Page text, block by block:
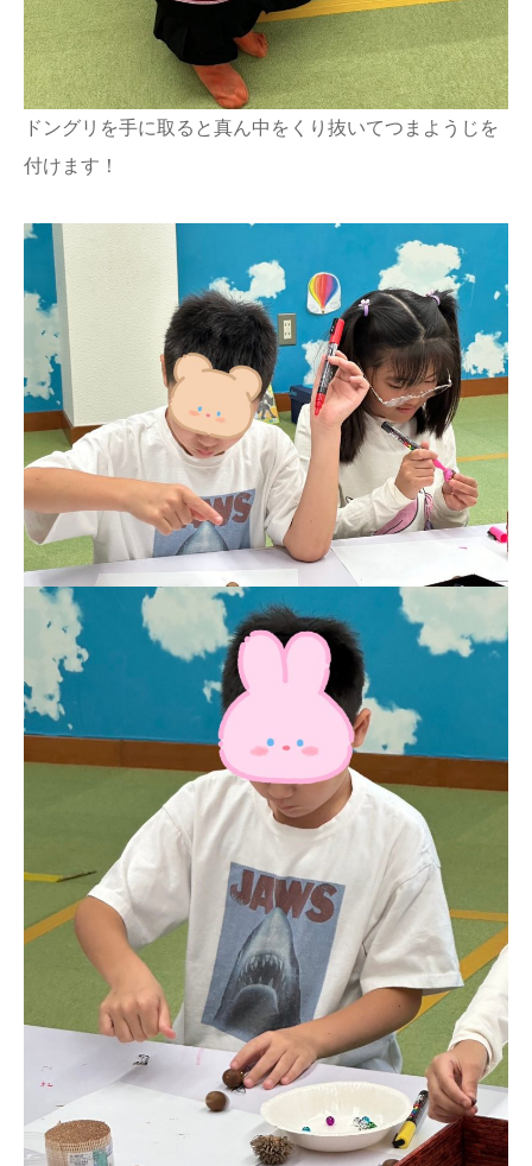
ドングリを手に取ると真ん中をくり抜いてつまようじを
付けます！